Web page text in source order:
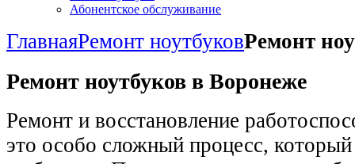
Абонентское обслуживание
ГлавнаяРемонт ноутбуковРемонт
Ремонт ноутбуков в Воронеже
Ремонт и восстановление
это особо сложный процесс,